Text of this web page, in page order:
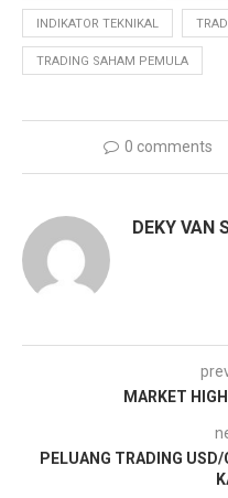
INDIKATOR TEKNIKAL
TRADING SAHAM PEMULA
0 comments
DEKY VAN
MARKET
PELUANG TRADING